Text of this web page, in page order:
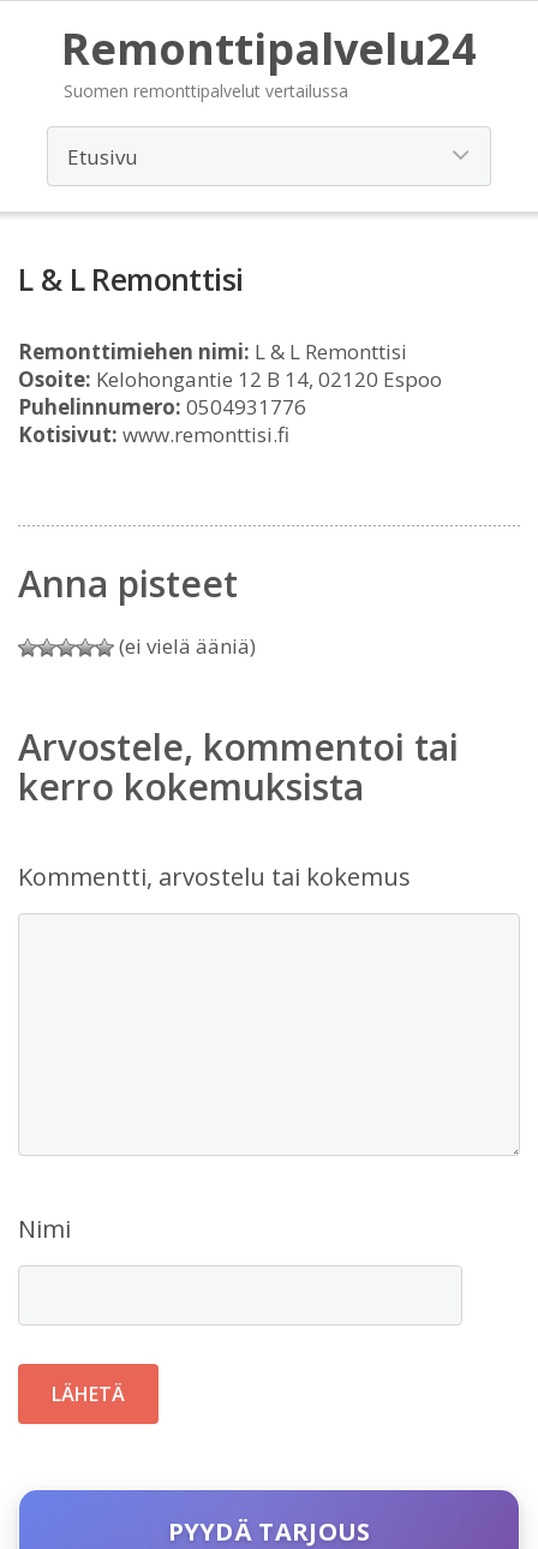
Remonttipalvelu24
Suomen remonttipalvelut vertailussa
L & L Remonttisi
Remonttimiehen nimi: L & L Remonttisi
Osoite: Kelohongantie 12 B 14, 02120 Espoo
Puhelinnumero: 0504931776
Kotisivut: www.remonttisi.fi
Anna pisteet
(ei vielä ääniä)
Arvostele, kommentoi tai
kerro kokemuksista
Kommentti, arvostelu tai kokemus
Nimi
PYYDÄ TARJOUS